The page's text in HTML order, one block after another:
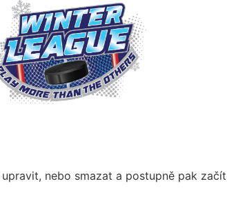
nebo smazat a postupně pak